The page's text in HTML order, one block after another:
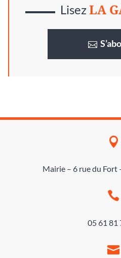
LisezLA

Mairie – 6 rue du Fort

05 61 81
